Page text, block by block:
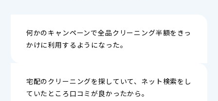
何かのキャンペーンで全品クリーニング半額をきっ
かけに利用するようになった。
宅配のクリーニングを探していて、ネット検索をし
ていたところ口コミが良かったから。